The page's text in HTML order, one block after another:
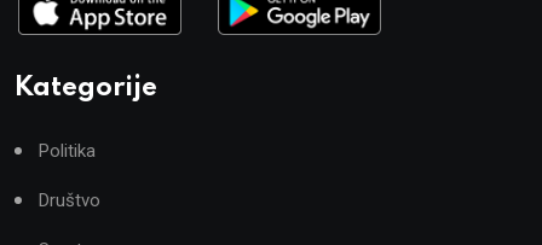
Kategorije
Politika
Društvo